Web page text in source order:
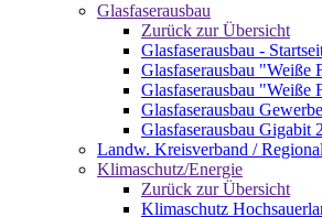
Glasfaserausbau
Zurück zur Übersicht
Glasfaserausbau -
Glasfaserausbau "Weiße
Glasfaserausbau "Weiße
Glasfaserausbau
Glasfaserausbau Gigabit
Landw. Kreisverband /
Klimaschutz/Energie
Zurück zur Übersicht
Klimaschutz